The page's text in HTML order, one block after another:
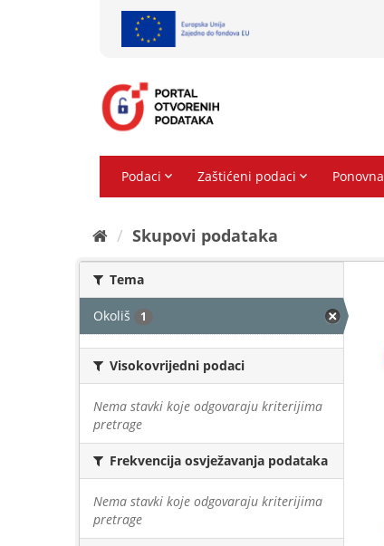
Skupovi podаtаkа
Tema
Okoliš 1
Visokovrijedni podaci
Nema stavki koje odgovaraju kriterijima
pretrage
Frekvencija osvježavanja podataka
Nema stavki koje odgovaraju kriterijima
pretrage